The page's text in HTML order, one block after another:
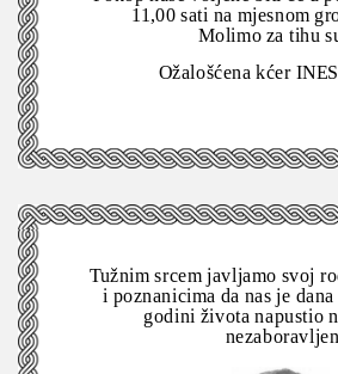
11,00 sati na mjesnom
Molimo za tihu
Ožalošćena kćer
Tužnim srcem javljamo svoj
i poznanicima da nas je
godini života napustio